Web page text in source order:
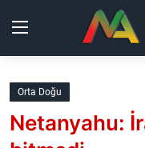
Kurdistan
Bölgeler
Orta Doğu
Netanyahu: